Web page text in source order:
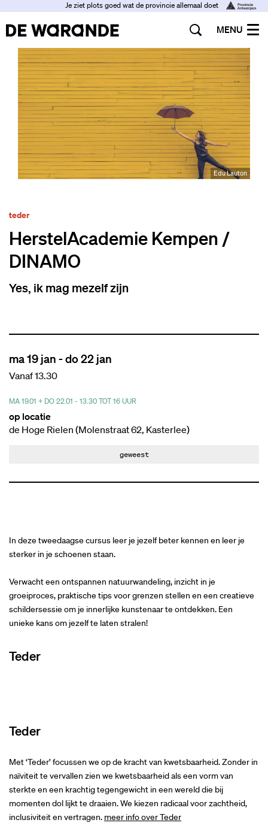
Je ziet plots goed wat de provincie allemaal doet
MENU
Edu Lauton
HerstelAcademie Kempen /
DINAMO
Yes, ik mag mezelf zijn
teder
ma 19 jan - do 22 jan
Vanaf 13.30
MA 19.01 + DO 22.01 - 13.30 TOT 16 UUR
op locatie
de Hoge Rielen (Molenstraat 62, Kasterlee)
geweest
In deze tweedaagse cursus leer je jezelf beter kennen en leer je
sterker in je schoenen staan.
Verwacht een ontspannen natuurwandeling, inzicht in je
groeiproces, praktische tips voor grenzen stellen en een creatieve
schildersessie om je innerlijke kunstenaar te ontdekken. Een
unieke kans om jezelf te laten stralen!
Teder
Teder
Met ‘Teder’ focussen we op de kracht van kwetsbaarheid. Zonder in
naïviteit te vervallen zien we kwetsbaarheid als een vorm van
sterkte en een krachtig tegengewicht in een wereld die bij
momenten dol lijkt te draaien. We kiezen radicaal voor zachtheid,
inclusiviteit en vertragen. meer info over Teder